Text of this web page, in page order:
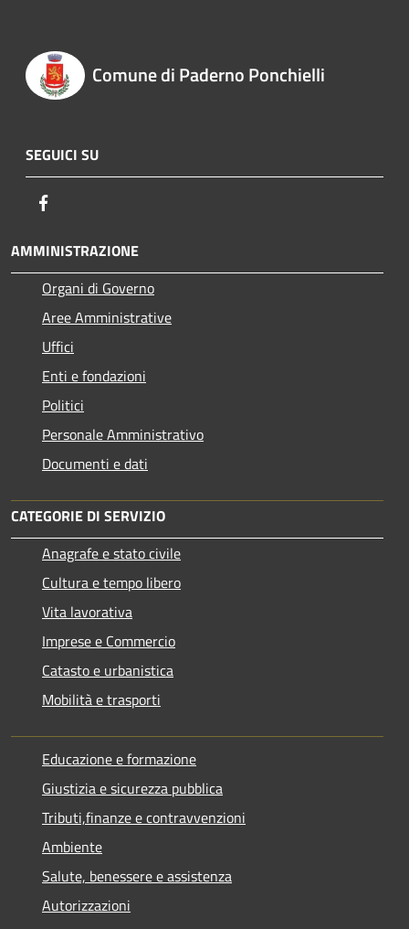
Comune di Paderno Ponchielli
SEGUICI SU
AMMINISTRAZIONE
Organi di Governo
Aree Amministrative
Uffici
Enti e fondazioni
Politici
Personale Amministrativo
Documenti e dati
CATEGORIE DI SERVIZIO
Anagrafe e stato civile
Cultura e tempo libero
Vita lavorativa
Imprese e Commercio
Catasto e urbanistica
Mobilità e trasporti
Educazione e formazione
Giustizia e sicurezza pubblica
Tributi,finanze e contravvenzioni
Ambiente
Salute, benessere e assistenza
Autorizzazioni